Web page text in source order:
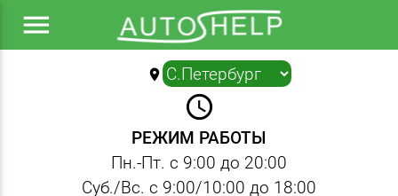
menu
location_on ▼
query_builder
РЕЖИМ РАБОТЫ
Пн.-Пт. с 9:00 до 20:00
Суб./Вс. с 9:00/10:00 до 18:00